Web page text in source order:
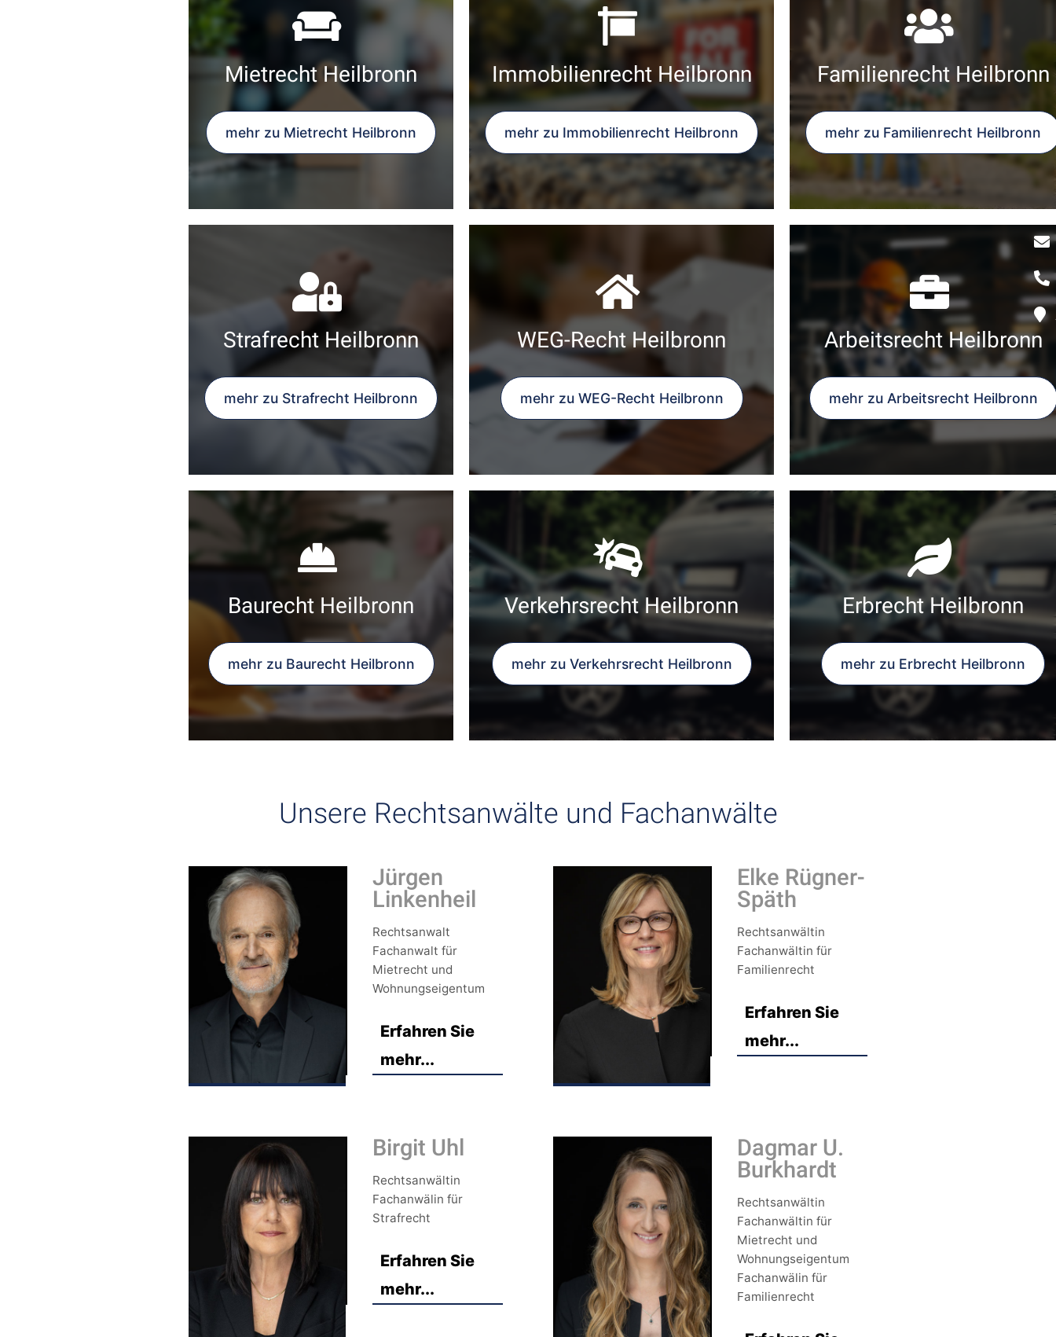
Mietrecht Heilbronn
mehr zu Mietrecht Heilbronn
Immobilienrecht Heilbronn
mehr zu Immobilienrecht Heilbronn
Familienrecht Heilbronn
mehr zu Familienrecht Heilbronn
Strafrecht Heilbronn
mehr zu Strafrecht Heilbronn
WEG-Recht Heilbronn
mehr zu WEG-Recht Heilbronn
Arbeitsrecht Heilbronn
mehr zu Arbeitsrecht Heilbronn
Baurecht Heilbronn
mehr zu Baurecht Heilbronn
Verkehrsrecht Heilbronn
mehr zu Verkehrsrecht Heilbronn
Erbrecht Heilbronn
mehr zu Erbrecht Heilbronn
Unsere Rechtsanwälte und Fachanwälte
Jürgen
Linkenheil
Rechtsanwalt
Fachanwalt für
Mietrecht und
Wohnungseigentum
Erfahren Sie
mehr...
Elke Rügner-
Späth
Rechtsanwältin
Fachanwältin für
Familienrecht
Erfahren Sie
mehr...
Birgit Uhl
Rechtsanwältin
Fachanwälin für
Strafrecht
Erfahren Sie
mehr...
Dagmar U.
Burkhardt
Rechtsanwältin
Fachanwältin für
Mietrecht und
Wohnungseigentum
Fachanwälin für
Familienrecht